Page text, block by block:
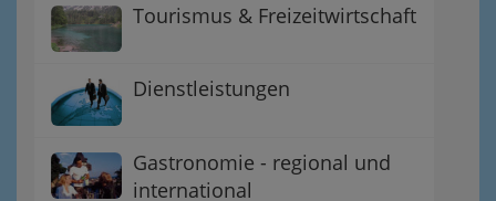
Tourismus & Freizeitwirtschaft
Dienstleistungen
Gastronomie - regional und
international